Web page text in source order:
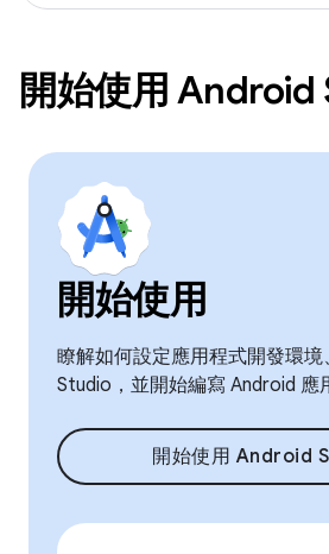
開始使用 Android
開始使用
瞭解如何設定應用程式開發環境
Studio，並開始編寫 Android 應
開始使用 Android